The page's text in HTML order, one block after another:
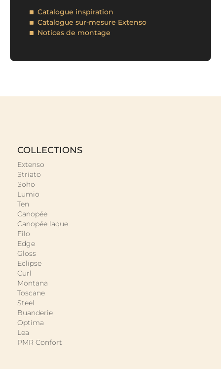
Catalogue inspiration
Catalogue sur-mesure Extenso
Notices de montage
COLLECTIONS
Extenso
Striato
Soho
Lumio
Ten
Canopée
Canopée laque
Filo
Edge
Gloss
Eclipse
Curl
Montana
Toscane
Steel
Buanderie
Optima
Lea
PMR Confort